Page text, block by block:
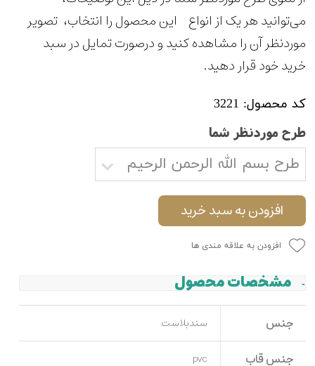
می‌توانید هر یک از انواع این محصول را انتخاب، تصویر
موردنظر آن را مشاهده کنید و درصورت تمایل در سبد
خرید خود قرار دهید.
کد محصول: 3221
طرح موردنظر شما
طرح بسم الله الرحمن الرحیم
افزودن به سبد خرید
افزودن به علاقه مندی ها
مشخصات محصول
جنس سندبلاست
جنس قاب pvc